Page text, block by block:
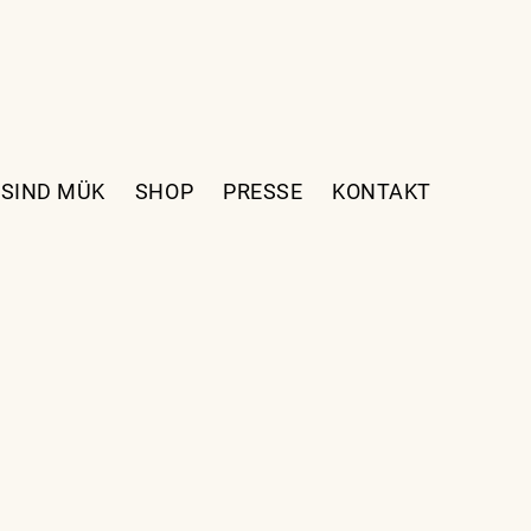
MÜK SHOP PRESSE KONTAKT